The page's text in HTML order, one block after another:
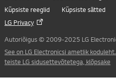
Küpsiste reeglid
Küpsiste sätted
LG Privacy
Autoriõigus © 2009-2025 LG
See on LG Electronicsi ametlik
teiste LG sidusettevõtetega, klõpsake